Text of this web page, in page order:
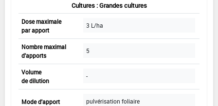
Cultures : Grandes cultures
Dose maximale
par apport
3 L/ha
Nombre maximal
d'apports
5
Volume
de dilution
-
Mode d'apport pulvérisation foliaire